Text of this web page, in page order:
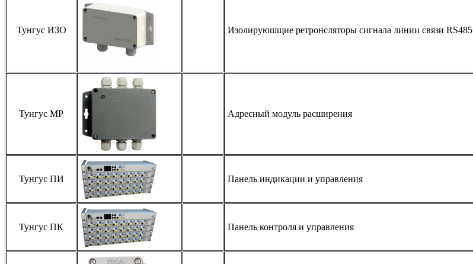
Тунгус ИЗО Изолируюшщие ретронсляторы сигнала линии связи RS485
Тунгус МР Адресный модуль расширения
Тунгус ПИ Панель индикации и управления
Тунгус ПК Панель контроля и управления